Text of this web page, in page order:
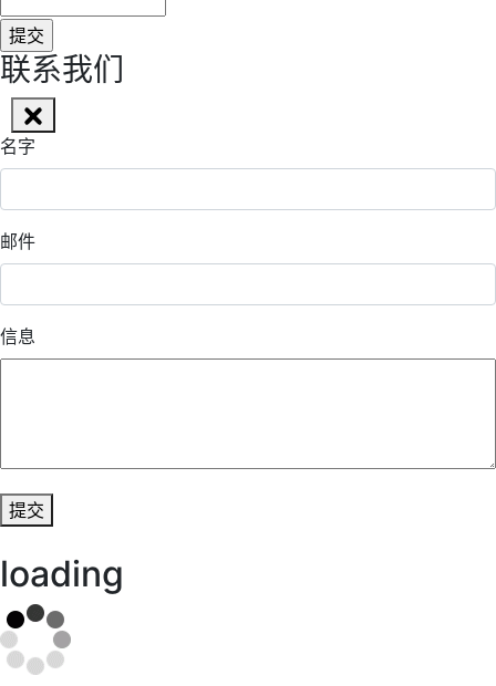
联系我们
名字
邮件
信息
提交
loading